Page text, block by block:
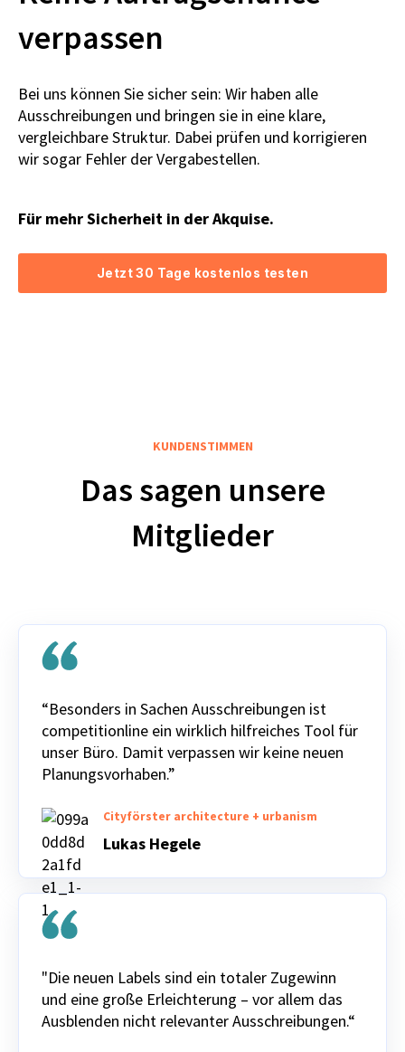
verpassen
Bei uns können Sie sicher sein: Wir haben alle
Ausschreibungen und bringen sie in eine klare,
vergleichbare Struktur. Dabei prüfen und korrigieren
wir sogar Fehler der Vergabestellen.
Für mehr Sicherheit in der Akquise.
Jetzt 30 Tage kostenlos testen
KUNDENSTIMMEN
Das sagen unsere
Mitglieder
“Besonders in Sachen Ausschreibungen ist
competitionline ein wirklich hilfreiches Tool für
unser Büro. Damit verpassen wir keine neuen
Planungsvorhaben.”
Cityförster architecture + urbanism
Lukas Hegele
"Die neuen Labels sind ein totaler Zugewinn
und eine große Erleichterung – vor allem das
Ausblenden nicht relevanter Ausschreibungen.“